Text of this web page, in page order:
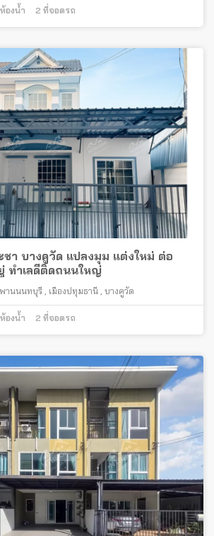
ห้องน้ำ 2 ที่จอดรถ
ชา บางคูวัด แปลงมุม แต่งใหม่ ต่อ
ทำเลดีติดถนนใหญ่
านนนทบุรี , เมืองปทุมธานี , บางคูวัด
ห้องน้ำ 2 ที่จอดรถ